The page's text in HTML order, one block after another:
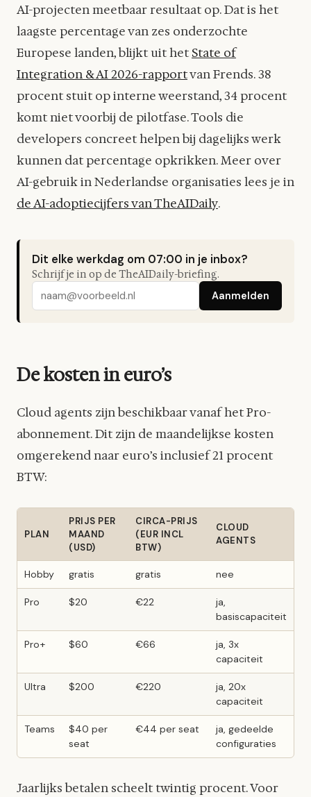
AI-projecten meetbaar resultaat op. Dat is het
laagste percentage van zes onderzochte
Europese landen, blijkt uit het State of
Integration & AI 2026-rapportvan Frends. 38
procent stuit op interne weerstand, 34 procent
komt niet voorbij de pilotfase. Tools die
developers concreet helpen bij dagelijks werk
kunnen dat percentage opkrikken. Meer over
AI-gebruik in Nederlandse organisaties lees je in
de AI-adoptiecijfers van TheAIDaily.
Dit elke werkdag om 07:00 in je inbox?
Schrijf je in op de TheAIDaily-briefing.
Aanmelden
De kosten in euro’s
Cloud agents zijn beschikbaar vanaf het Pro-
abonnement. Dit zijn de maandelijkse kosten
omgerekend naar euro’s inclusief 21 procent
BTW:
PLAN
PRIJS PER
MAAND
(USD)
CIRCA-PRIJS
(EUR INCL
BTW)
CLOUD
AGENTS
Hobby gratis gratis nee
Pro $20 €22
ja,
basiscapaciteit
Pro+ $60 €66
ja, 3x
capaciteit
Ultra $200 €220
ja, 20x
capaciteit
Teams
$40 per
seat
€44 per seat
ja, gedeelde
configuraties
Jaarlijks betalen scheelt twintig procent. Voor